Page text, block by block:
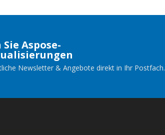
Aspose-
Newsletter & Angebote direkt in Ihr Postfach.